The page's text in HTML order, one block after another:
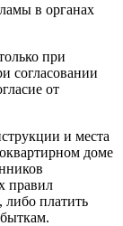
в органах
при
согласовании
от
и места
доме
правил
либо платить